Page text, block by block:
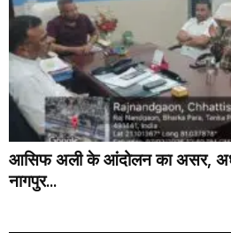
आसिफ अली के आंदोलन का असर,
नागपुर...